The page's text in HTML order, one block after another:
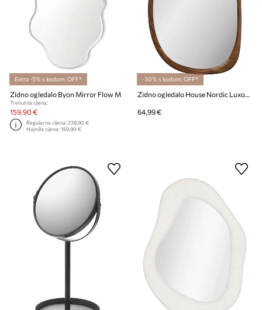
Extra -5% s kodom: OFF*
Zidno ogledalo Byon Mirror Flow M
Trenutna cijena:
159,90 €
Regularna cijena:239,90 €
Najniža cijena:169,90 €
-30% s kodom: OFF*
Zidno ogledalo House Nordic Luxon 38,5 x 64,5 cm
64,99 €